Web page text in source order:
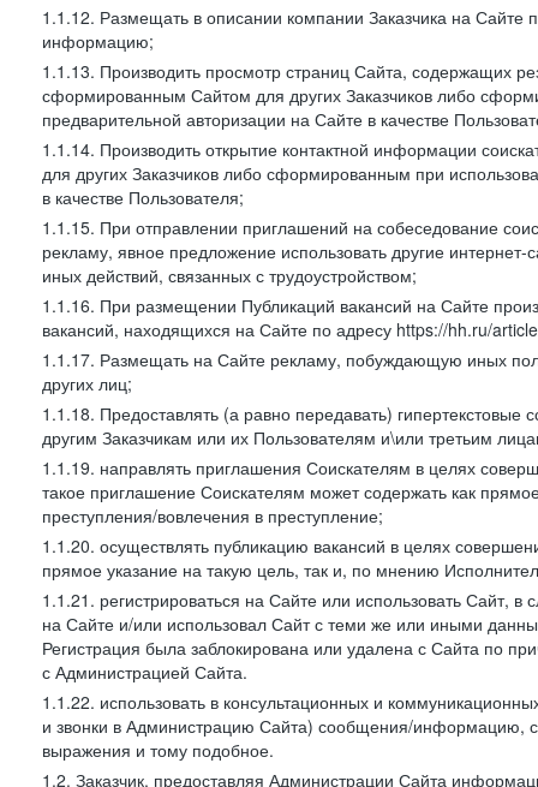
1.1.12. Размещать в описании компании Заказчика на Сайте
информацию;
1.1.13. Производить просмотр страниц Сайта, содержащих
сформированным Сайтом для других Заказчиков либо
предварительной авторизации на Сайте в качестве
1.1.14. Производить открытие контактной информации
для других Заказчиков либо сформированным при
в качестве Пользователя;
1.1.15. При отправлении приглашений на собеседование
рекламу, явное предложение использовать другие
иных действий, связанных с трудоустройством;
1.1.16. При размещении Публикаций вакансий на Сайте
вакансий, находящихся на Сайте по адресу https://hh.ru/
1.1.17. Размещать на Сайте рекламу, побуждающую иных
других лиц;
1.1.18. Предоставлять (а равно передавать)
другим Заказчикам или их Пользователям и\или третьим
1.1.19. направлять приглашения Соискателям в целях
такое приглашение Соискателям может содержать как
преступления/вовлечения в преступление;
1.1.20. осуществлять публикацию вакансий в целях
прямое указание на такую цель, так и, по мнению
1.1.21. регистрироваться на Сайте или использовать Сайт,
на Сайте и/или использовал Сайт с теми же или иными
Регистрация была заблокирована или удалена с Сайта по
с Администрацией Сайта.
1.1.22. использовать в консультационных и
и звонки в Администрацию Сайта) сообщения/информацию,
выражения и тому подобное.
1.2. Заказчик, предоставляя Администрации Сайта